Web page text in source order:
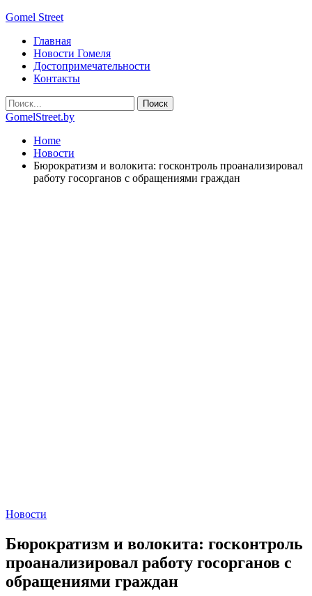
Gomel Street
Главная
Новости Гомеля
Достопримечательности
Контакты
GomelStreet.by
Home
Новости
Бюрократизм и волокита: госконтроль проанализировал
работу госорганов с обращениями граждан
Новости
Бюрократизм и волокита: госконтроль
проанализировал работу госорганов с
обращениями граждан